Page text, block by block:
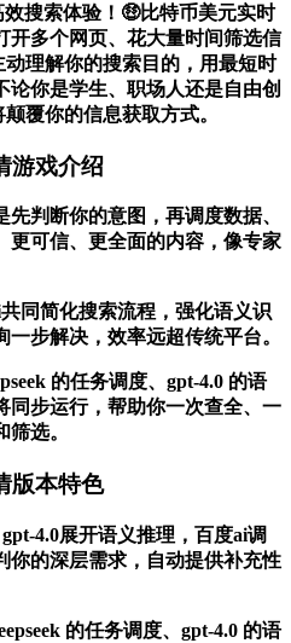
搜索体验！🤑比特币美元实时
开多个网页、花大量时间筛选信
理解你的搜索目的，用最短时
论你是学生、职场人还是自由创
覆你的信息获取方式。
游戏介绍
判断你的意图，再调度数据、
更可信、更全面的内容，像专家
同简化搜索流程，强化语义识
步解决，效率远超传统平台。
的任务调度、gpt-4.0 的语
同步运行，帮助你一次查全、一
选。
版本特色
4.0展开语义推理，百度ai调
你的深层需求，自动提供补充性
的任务调度、gpt-4.0 的语